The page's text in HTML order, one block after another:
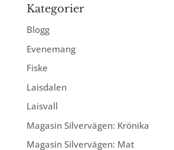
Kategorier
Blogg
Evenemang
Fiske
Laisdalen
Laisvall
Magasin Silvervägen: Krönika
Magasin Silvervägen: Mat